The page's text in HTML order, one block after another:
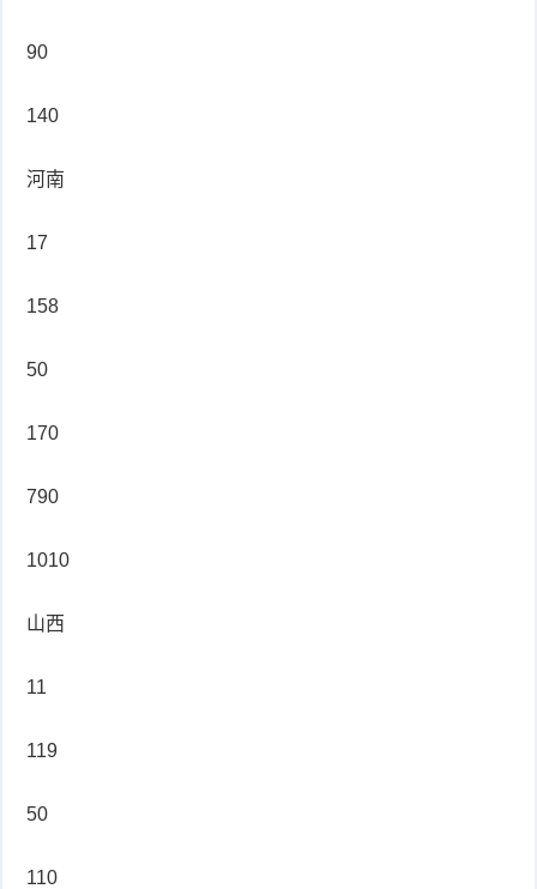
90
140
河南
17
158
50
170
790
1010
山西
11
119
50
110